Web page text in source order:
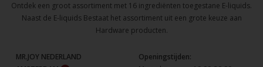
Ontdek een groot assortiment met 16 ingrediënten toegestane E-liquids.
Naast de E-liquids Bestaat het assortiment uit een grote keuze aan
Hardware producten.
MR.JOY NEDERLAND
Openingstijden: